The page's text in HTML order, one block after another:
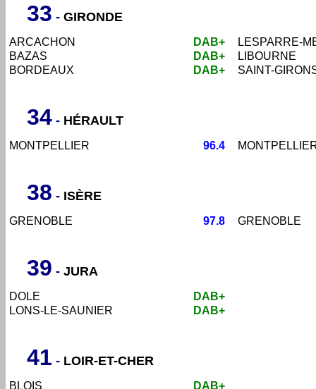
33 - GIRONDE
ARCACHON DAB+
LESPARRE-
BAZAS
DAB+
LIBOURNE
BORDEAUX
DAB+ SAINT-
34 - HÉRAULT
MONTPELLIER 96.4
38 - ISÈRE
GRENOBLE 97.8 GRENOBLE
39 - JURA
DOLE
DAB+
LONS-LE-SAUNIER
DAB+
41 - LOIR-ET-CHER
BLOIS DAB+